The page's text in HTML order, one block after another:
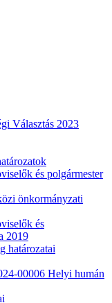
Választás 2023
és polgármester
önkormányzati
és
2019
határozatai
00006 Helyi humán